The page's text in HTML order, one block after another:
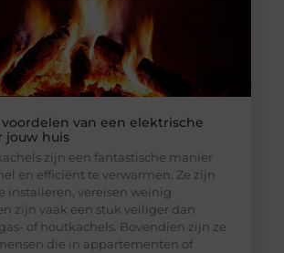
van een elektrische
jouw huis
zijn een fantastische manier
en efficiënt te verwarmen. Ze zijn
installeren, vereisen weinig
zijn vaak een stuk veiliger dan
of houtkachels. Bovendien zijn ze
die in appartementen of